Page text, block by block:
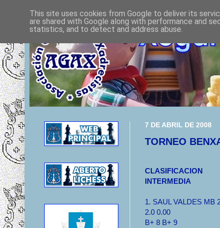
7 DE ABRIL DE 2008
TORNEO
CLASIFICACION
INTERMEDIA
1. SAUL VALDES MB
2.0 0.00
B+ 8 B+ 9
This site uses cookies from Google to deliver its
are shared with Google along with performance and
statistics, and to detect and address abuse.